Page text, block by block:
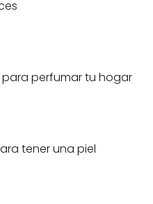
para perfumar tu hogar
tener una piel